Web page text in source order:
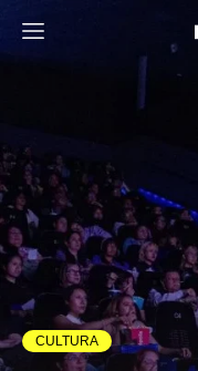
CULTURA